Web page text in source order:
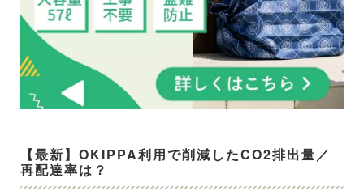
【最新】OKIPPA利用で削減したCO2排出量／
再配達率は？